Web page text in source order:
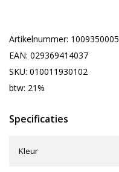
Artikelnummer: 1009350005
EAN: 029369414037
SKU: 010011930102
btw: 21%
Specificaties
Kleur